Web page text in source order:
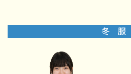
冬 服